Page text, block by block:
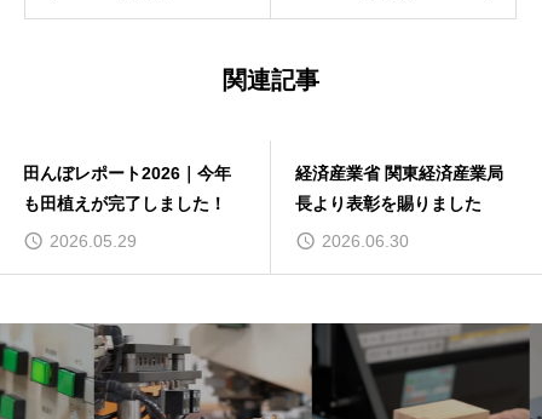
関連記事
田んぼレポート2026｜今年
も田植えが完了しました！
2026.05.29
経済産業省 関東経済産業局
長より表彰を賜りました
2026.06.30